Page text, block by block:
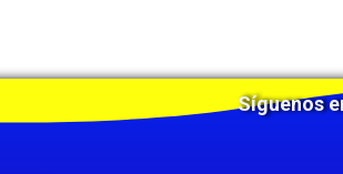
Síguenos